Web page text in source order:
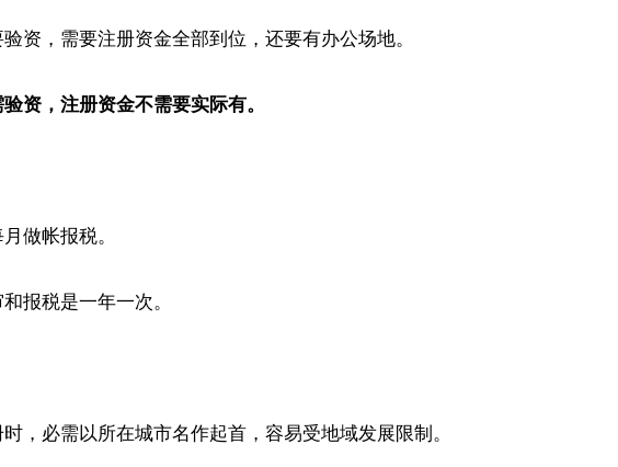
资，需要注册资金全部到位，还要有办公场地。
资，注册资金不需要实际有。
做帐报税。
报税是一年一次。
，必需以所在城市名作起首，容易受地域发展限制。